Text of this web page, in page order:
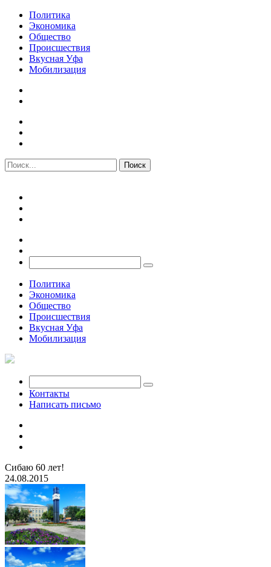
Политика
Экономика
Общество
Происшествия
Вкусная Уфа
Мобилизация
Политика
Экономика
Общество
Происшествия
Вкусная Уфа
Мобилизация
Контакты
Написать письмо
Сибаю 60 лет!
24.08.2015